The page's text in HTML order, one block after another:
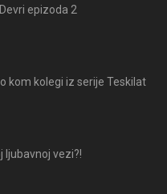
epizoda 2
kom kolegi iz serije Teskilat
ljubavnoj vezi?!